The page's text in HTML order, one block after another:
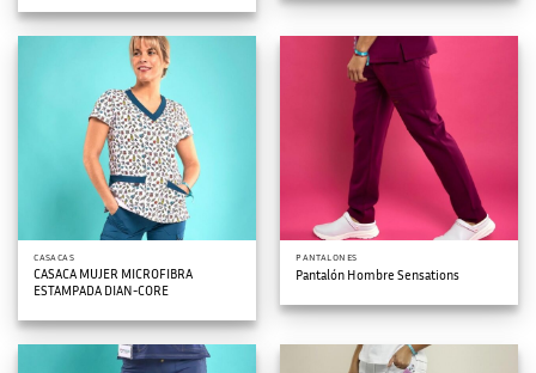
CASACAS
CASACA MUJER MICROFIBRA
ESTAMPADA DIAN-CORE
PANTALONES
Pantalón Hombre Sensations